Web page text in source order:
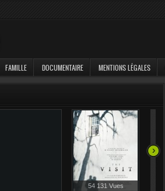
FAMILLE DOCUMENTAIRE MENTIONS LÉGALES
54 131 Vues